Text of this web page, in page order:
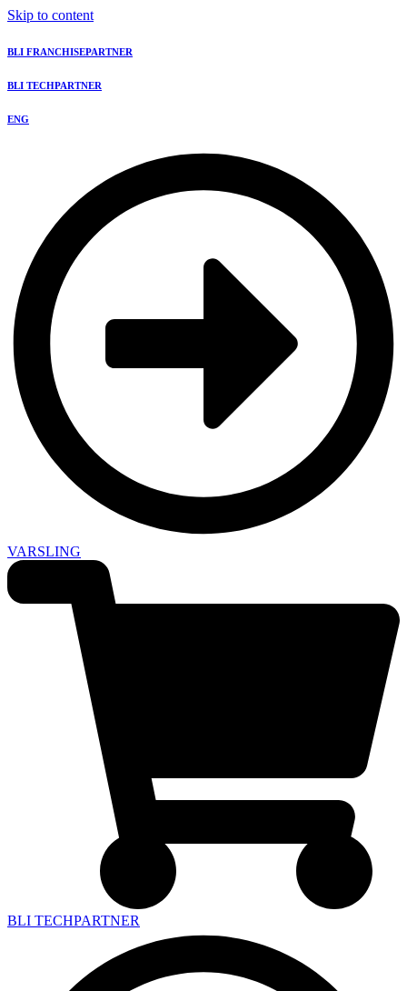
Skip to content
BLI FRANCHISEPARTNER
BLI TECHPARTNER
ENG
VARSLING
BLI TECHPARTNER